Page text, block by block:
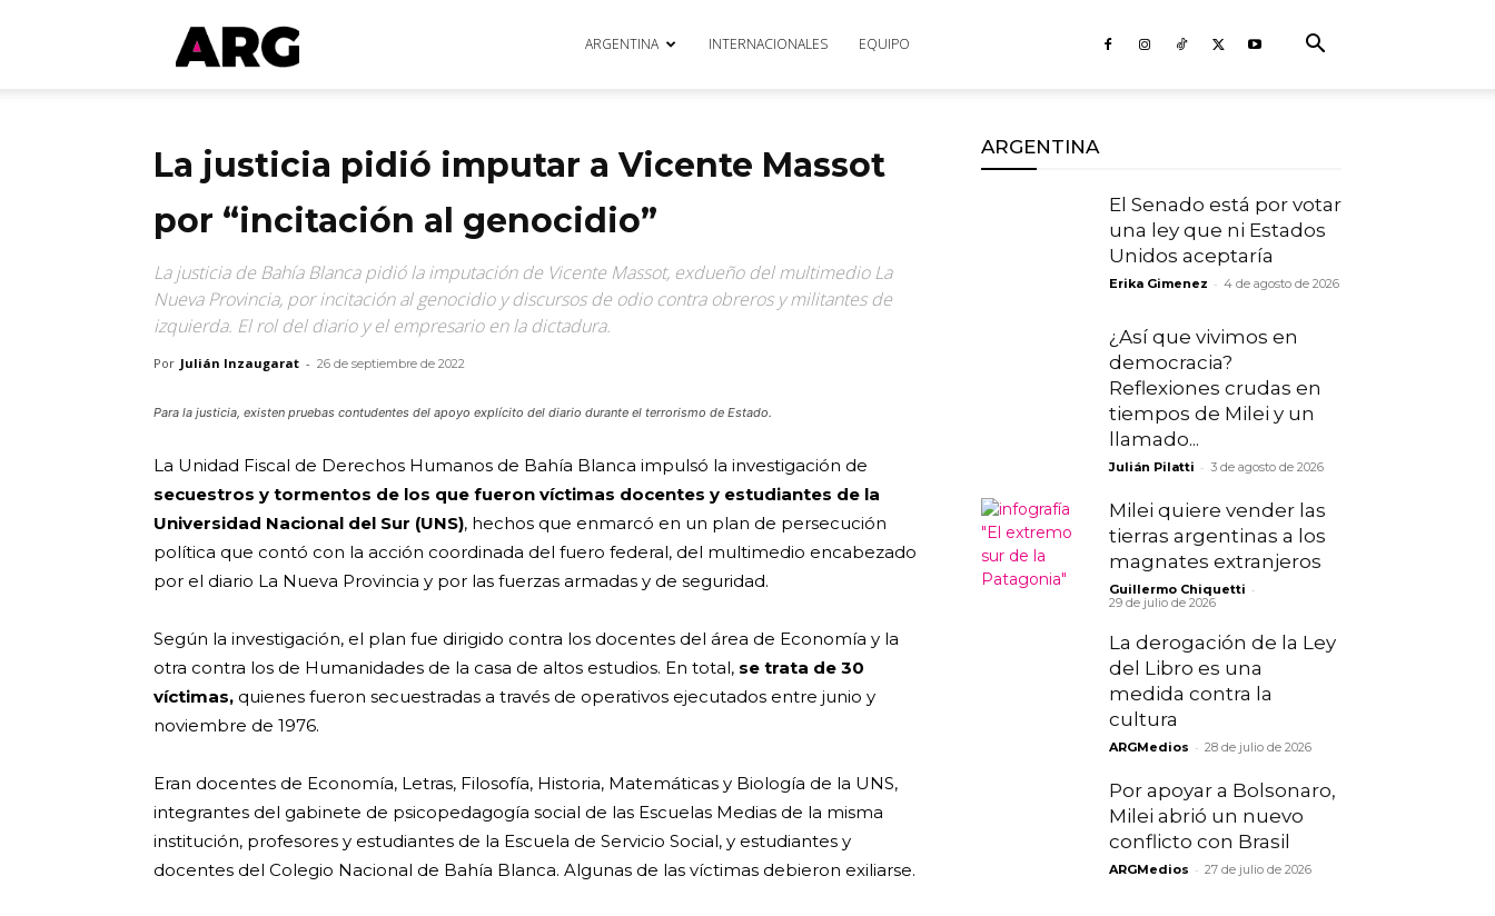
ARGmedios ARGENTINA INTERNACIONALES EQUIPO
La justicia pidió imputar a Vicente Massot
por “incitación al genocidio”
La justicia de Bahía Blanca pidió la imputación de Vicente Massot, exdueño del multimedio La
Nueva Provincia, por incitación al genocidio y discursos de odio contra obreros y militantes de
izquierda. El rol del diario y el empresario en la dictadura.
Por Julián Inzaugarat - 26 de septiembre de 2022
Para la justicia, existen pruebas contudentes del apoyo explícito del diario durante el terrorismo de Estado.
La Unidad Fiscal de Derechos Humanos de Bahía Blanca impulsó la investigación de
secuestros y tormentos de los que fueron víctimas docentes y estudiantes de la
Universidad Nacional del Sur (UNS), hechos que enmarcó en un plan de persecución
política que contó con la acción coordinada del fuero federal, del multimedio encabezado
por el diario La Nueva Provincia y por las fuerzas armadas y de seguridad.
Según la investigación, el plan fue dirigido contra los docentes del área de Economía y la
otra contra los de Humanidades de la casa de altos estudios. En total, se trata de 30
víctimas, quienes fueron secuestradas a través de operativos ejecutados entre junio y
noviembre de 1976.
Eran docentes de Economía, Letras, Filosofía, Historia, Matemáticas y Biología de la UNS,
integrantes del gabinete de psicopedagogía social de las Escuelas Medias de la misma
institución, profesores y estudiantes de la Escuela de Servicio Social, y estudiantes y
docentes del Colegio Nacional de Bahía Blanca. Algunas de las víctimas debieron exiliarse.
ARGENTINA
El Senado está por votar
una ley que ni Estados
Unidos aceptaría
Erika Gimenez - 4 de agosto de 2026
¿Así que vivimos en
democracia?
Reflexiones crudas en
tiempos de Milei y un
llamado...
Julián Pilatti - 3 de agosto de 2026
Milei quiere vender las
tierras argentinas a los
magnates extranjeros
Guillermo Chiquetti -
29 de julio de 2026
La derogación de la Ley
del Libro es una
medida contra la
cultura
ARGMedios - 28 de julio de 2026
Por apoyar a Bolsonaro,
Milei abrió un nuevo
conflicto con Brasil
ARGMedios - 27 de julio de 2026